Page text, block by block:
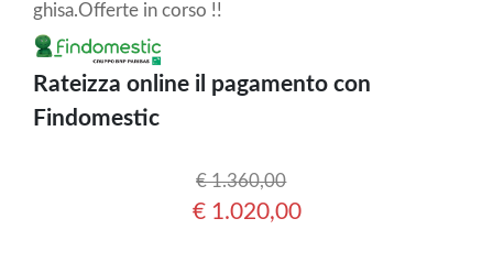
ghisa.Offerte in corso !!
Rateizza online il pagamento con
Findomestic
€ 1.360,00
€ 1.020,00